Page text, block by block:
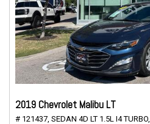
2019 Chevrolet Malibu LT
# 121437, SEDAN 4D LT 1.5L I4 TURBO,